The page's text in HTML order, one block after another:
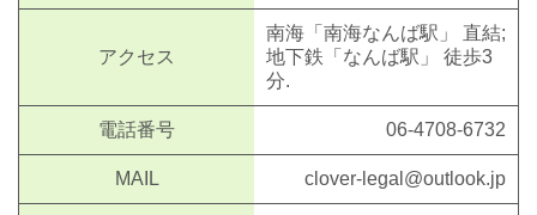
アクセス
南海「南海なんば駅」 直結;
地下鉄「なんば駅」 徒歩3
分.
電話番号 06-4708-6732
MAIL clover-legal@outlook.jp